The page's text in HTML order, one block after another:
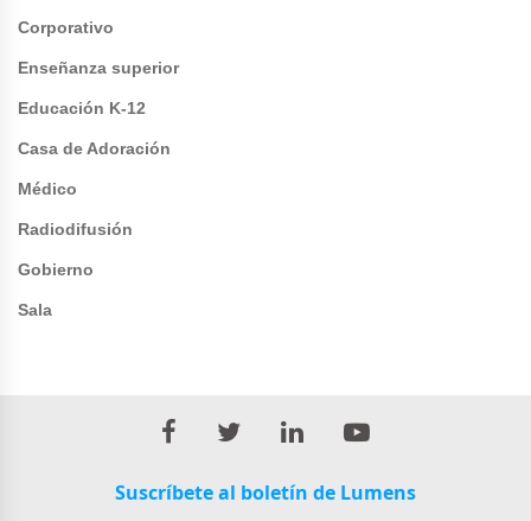
Corporativo
Enseñanza superior
Educación K-12
Casa de Adoración
Médico
Radiodifusión
Gobierno
Sala
Suscríbete al boletín de Lumens